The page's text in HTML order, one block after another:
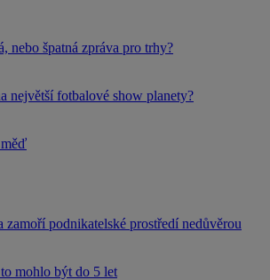
nebo špatná zpráva pro trhy?
největší fotbalové show planety?
podnikatelské prostředí nedůvěrou
mohlo být do 5 let